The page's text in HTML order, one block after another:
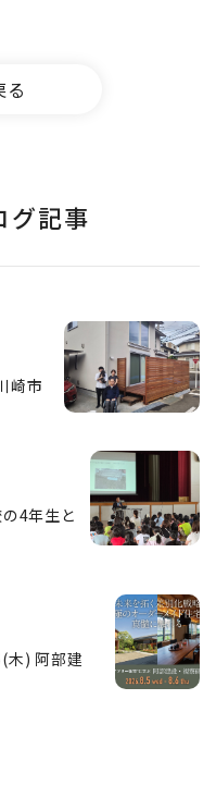
る
グ記事
崎市
4年生と
木) 阿部建